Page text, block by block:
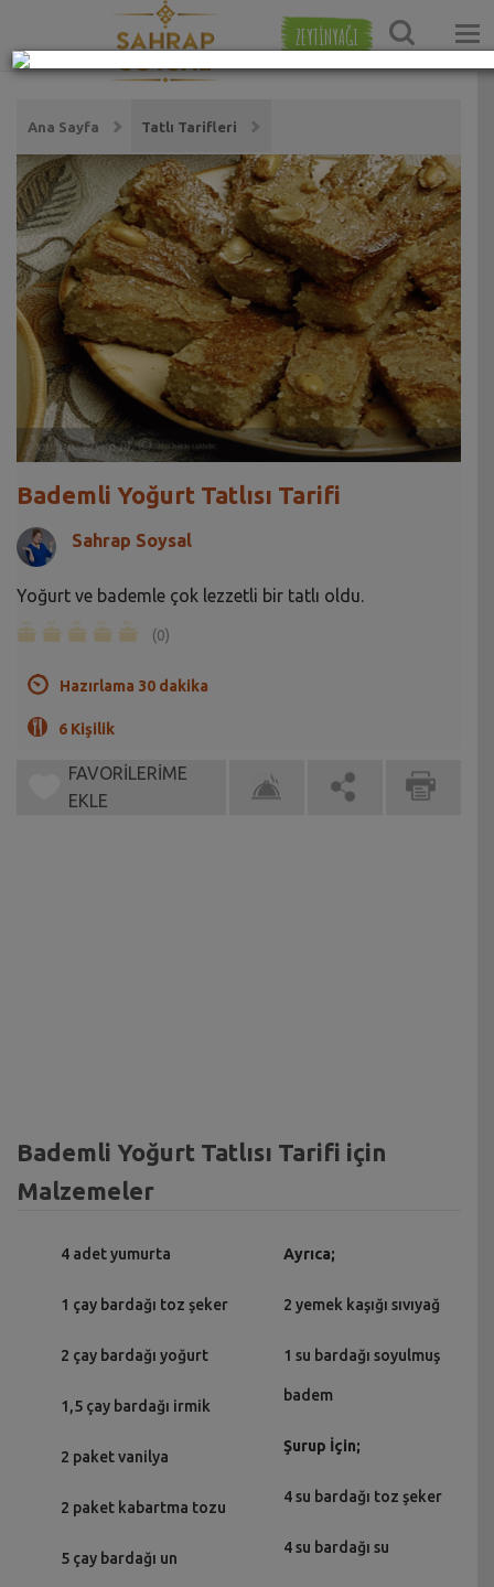
ZEYTİNYAĞI
Ana Sayfa Tatlı Tarifleri
Bademli Yoğurt Tatlısı Tarifi
Sahrap Soysal
Yoğurt ve bademle çok lezzetli bir tatlı oldu.
(0)
Hazırlama 30 dakika
6 Kişilik
FAVORİLERİME
EKLE
Bademli Yoğurt Tatlısı Tarifi için
Malzemeler
4 adet yumurta
1 çay bardağı toz şeker
2 çay bardağı yoğurt
1,5 çay bardağı irmik
2 paket vanilya
2 paket kabartma tozu
5 çay bardağı un
Ayrıca;
2 yemek kaşığı sıvıyağ
1 su bardağı soyulmuş
badem
Şurup İçin;
4 su bardağı toz şeker
4 su bardağı su